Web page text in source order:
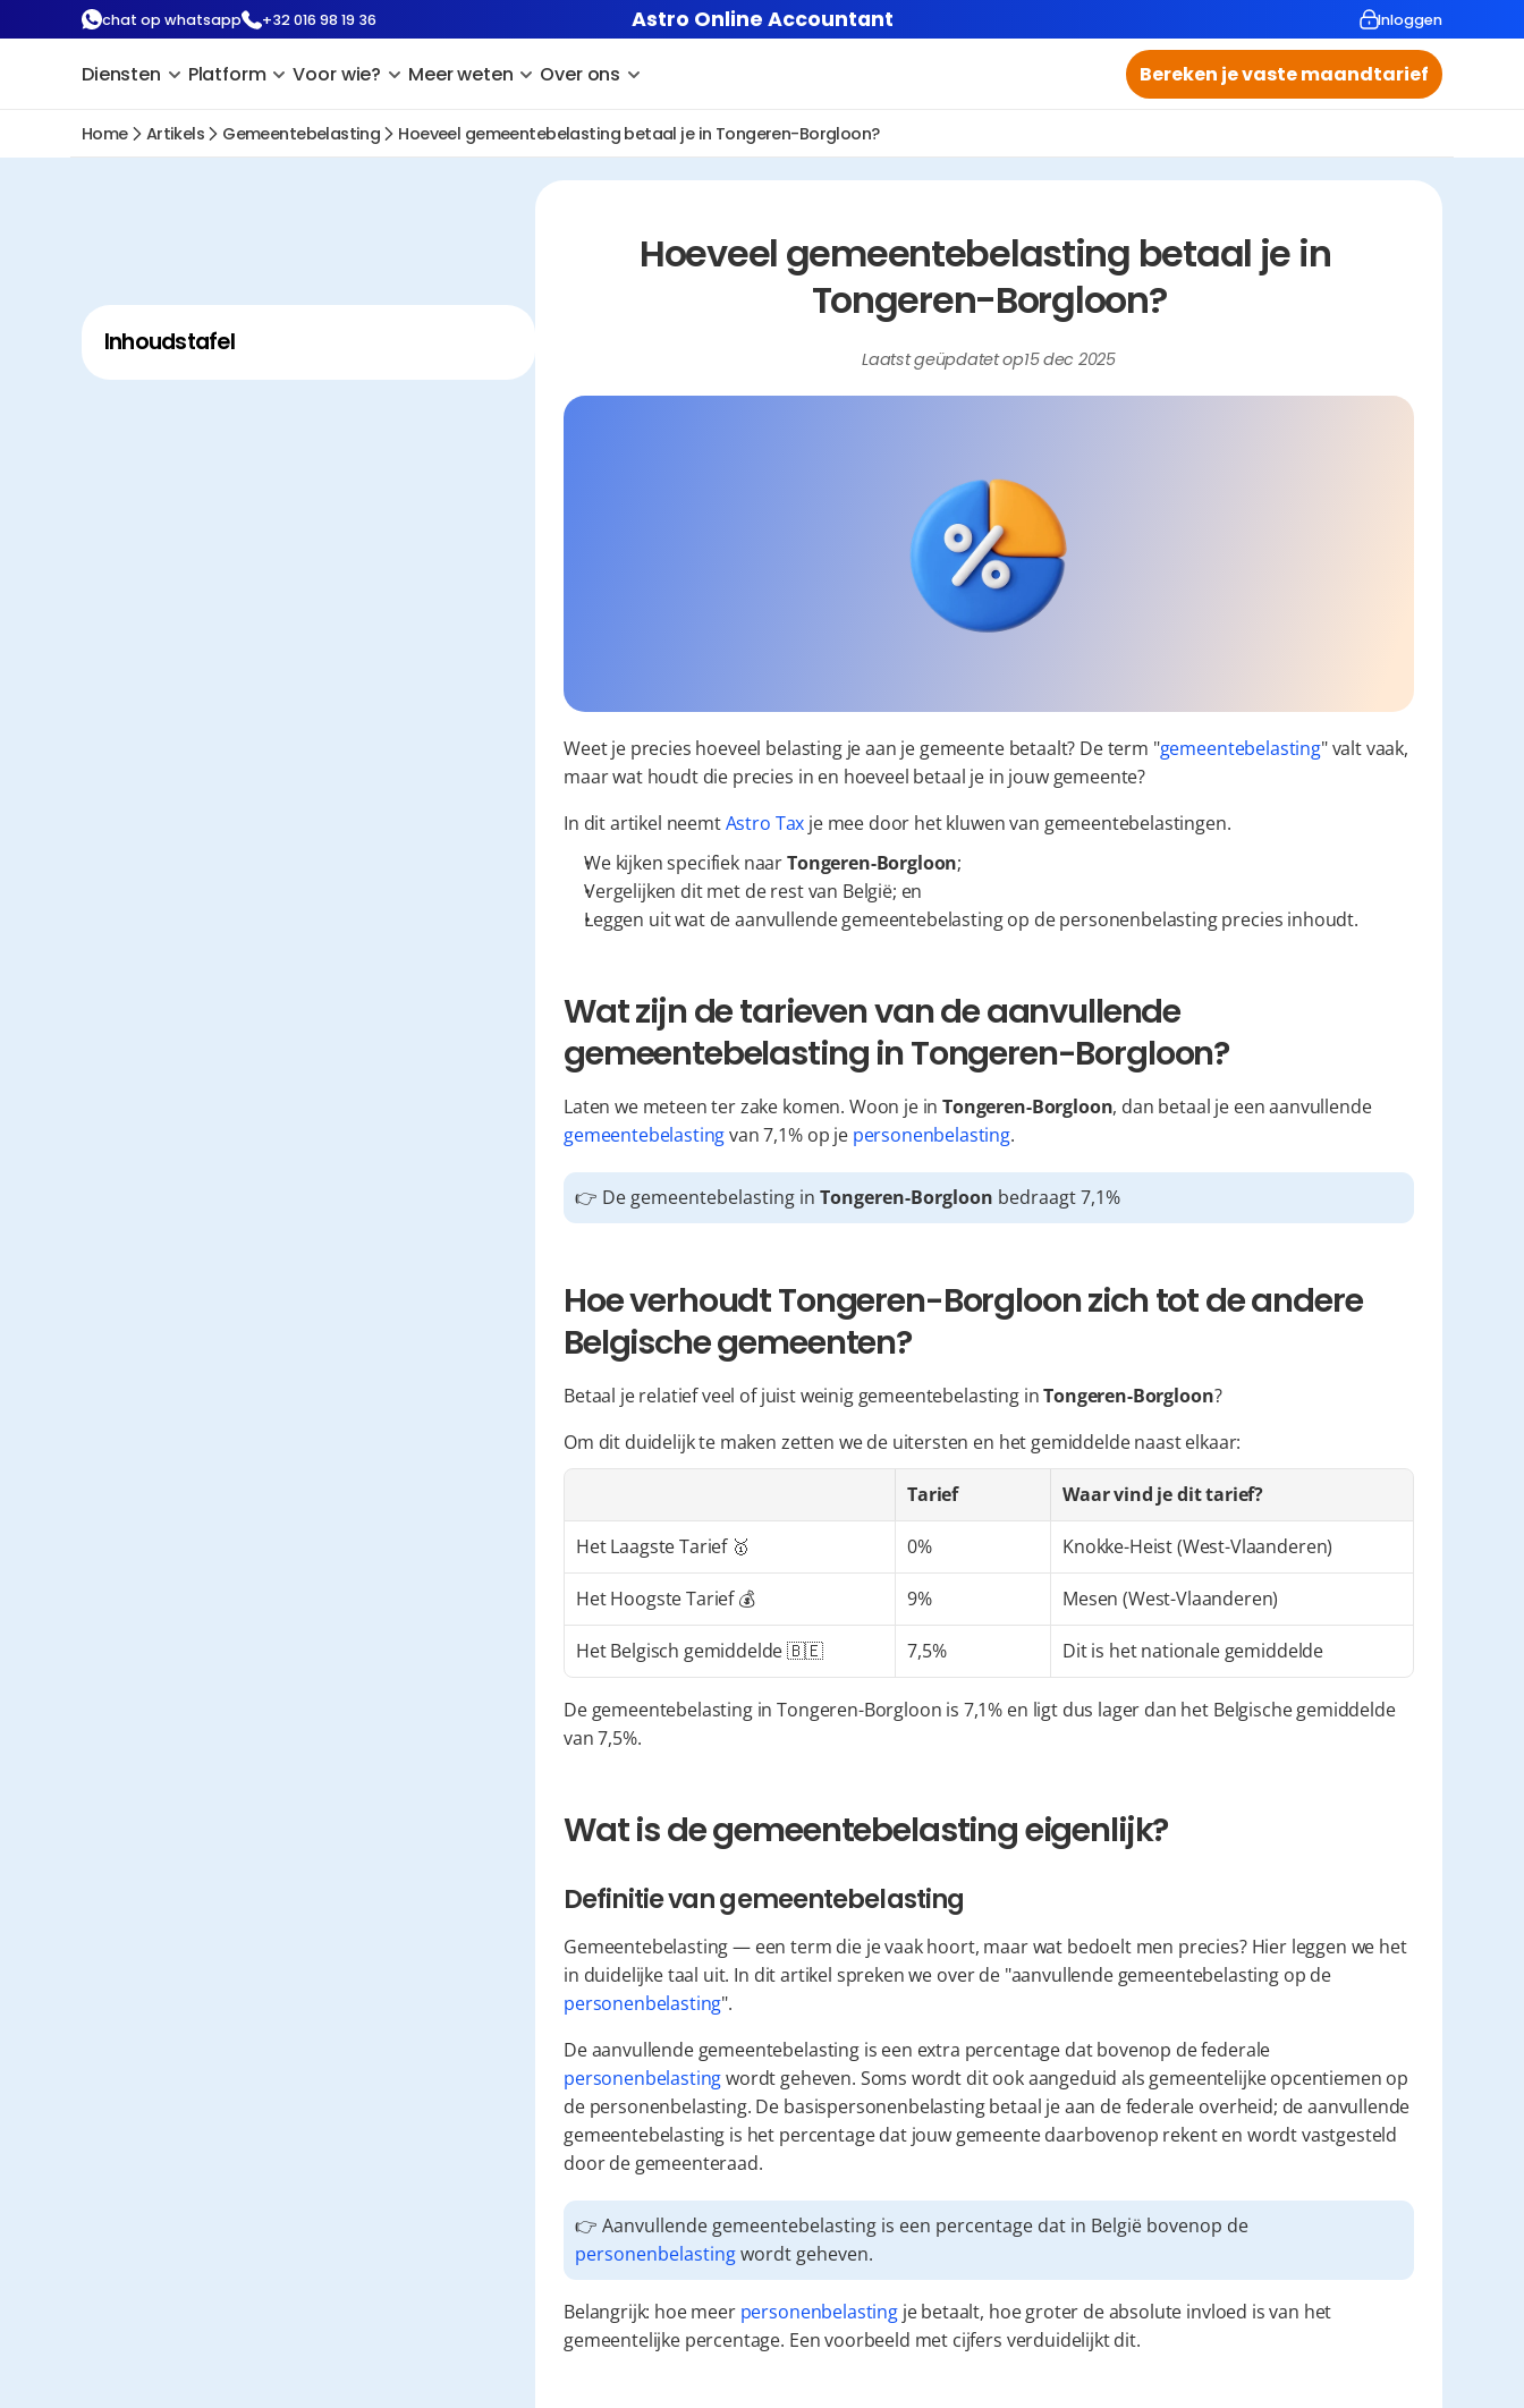
chat op whatsapp +32 016 98 19 36 Astro Online Accountant Inloggen
Diensten Platform Voor wie? Meer weten Over ons Bereken je vaste maandtarief
Home Artikels Gemeentebelasting Hoeveel gemeentebelasting betaal je in Tongeren-Borgloon?
Inhoudstafel
Hoeveel gemeentebelasting betaal je in
Tongeren-Borgloon?
Laatst geüpdatet op15 dec 2025
Weet je precies hoeveel belasting je aan je gemeente betaalt? De term "gemeentebelasting" valt vaak,
maar wat houdt die precies in en hoeveel betaal je in jouw gemeente?
In dit artikel neemt Astro Tax je mee door het kluwen van gemeentebelastingen.
We kijken specifiek naar Tongeren-Borgloon;
Vergelijken dit met de rest van België; en
Leggen uit wat de aanvullende gemeentebelasting op de personenbelasting precies inhoudt.
Wat zijn de tarieven van de aanvullende
gemeentebelasting in Tongeren-Borgloon?
Laten we meteen ter zake komen. Woon je in Tongeren-Borgloon
, dan betaal je een aanvullende
gemeentebelasting van 7,1% op je personenbelasting.
👉 De gemeentebelasting in Tongeren-Borgloon bedraagt 7,1%
Hoe verhoudt Tongeren-Borgloon zich tot de andere
Belgische gemeenten?
Betaal je relatief veel of juist weinig gemeentebelasting in Tongeren-Borgloon?
Om dit duidelijk te maken zetten we de uitersten en het gemiddelde naast elkaar:
Tarief Waar vind je dit tarief?
Het Laagste Tarief 🥇 0% Knokke-Heist (West-Vlaanderen)
Het Hoogste Tarief 💰 9% Mesen (West-Vlaanderen)
Het Belgisch gemiddelde 🇧🇪 7,5% Dit is het nationale gemiddelde
De gemeentebelasting in Tongeren-Borgloon is 7,1% en ligt dus lager dan het Belgische gemiddelde
van 7,5%.
Wat is de gemeentebelasting eigenlijk?
Definitie van gemeentebelasting
Gemeentebelasting — een term die je vaak hoort, maar wat bedoelt men precies? Hier leggen we het
in duidelijke taal uit. In dit artikel spreken we over de "aanvullende gemeentebelasting op de
personenbelasting".
personenbelasting wordt geheven. Soms wordt dit ook aangeduid als gemeentelijke opcentiemen op
de personenbelasting. De basispersonenbelasting betaal je aan de federale overheid; de aanvullende
gemeentebelasting is het percentage dat jouw gemeente daarbovenop rekent en wordt vastgesteld
door de gemeenteraad.
personenbelasting wordt geheven.
Belangrijk: hoe meer personenbelasting je betaalt, hoe groter de absolute invloed is van het
gemeentelijke percentage. Een voorbeeld met cijfers verduidelijkt dit.